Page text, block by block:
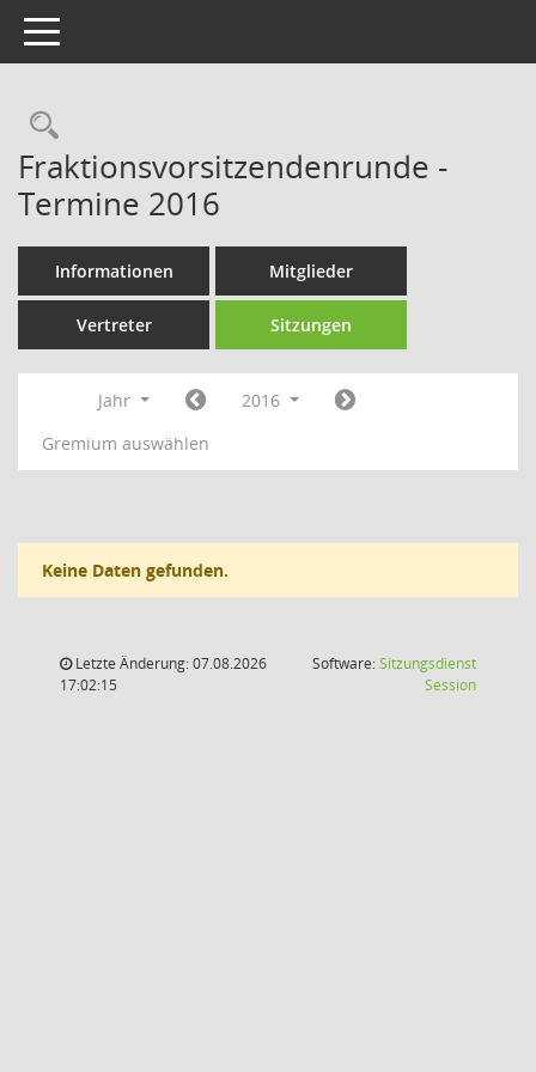
Toggle navigation
Rechercheauswahl
Fraktionsvorsitzendenrunde -
Termine 2016
Informationen Mitglieder
Vertreter Sitzungen
Jahr
2016
Gremium auswählen
Keine Daten gefunden.
Letzte Änderung: 07.08.2026
17:02:15
Software:Sitzungsdienst
Session(Wird in